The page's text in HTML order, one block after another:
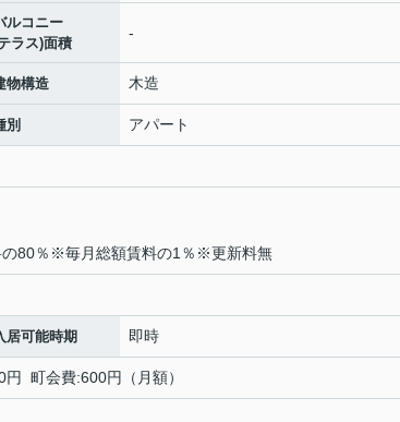
ルコニー
ラス)面積
-
物構造 木造
別 アパート
の80％※毎月総額賃料の1％※更新料無
居可能時期 即時
町会費:600円（月額）